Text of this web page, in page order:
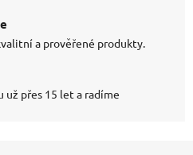
a prověřené produkty.
už přes 15 let a radíme